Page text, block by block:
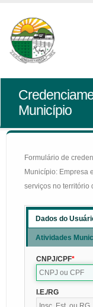
Município
Formulário de
Município: Empresa
serviços no território
Dados do
Atividades
CNPJ/CPF
I.E./RG